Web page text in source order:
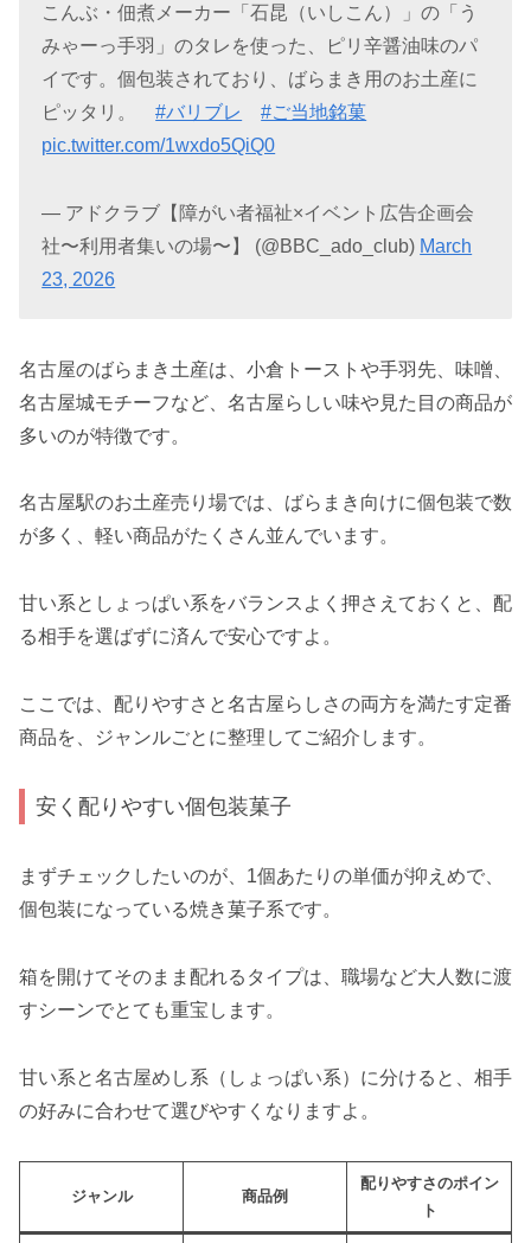
こんぶ・佃煮メーカー「石昆（いしこん）」の「う
みゃーっ手羽」のタレを使った、ピリ辛醤油味のパ
イです。個包装されており、ばらまき用のお土産に
ピッタリ。#バリブレ
#ご当地銘菓
pic.twitter.com/1wxdo5QiQ0
— アドクラブ【障がい者福祉×イベント広告企画会
社〜利用者集いの場〜】 (@BBC_ado_club) March
23, 2026
名古屋のばらまき土産は、小倉トーストや手羽先、味噌、
名古屋城モチーフなど、名古屋らしい味や見た目の商品が
多いのが特徴です。
名古屋駅のお土産売り場では、ばらまき向けに個包装で数
が多く、軽い商品がたくさん並んでいます。
甘い系としょっぱい系をバランスよく押さえておくと、配
る相手を選ばずに済んで安心ですよ。
ここでは、配りやすさと名古屋らしさの両方を満たす定番
商品を、ジャンルごとに整理してご紹介します。
安く配りやすい個包装菓子
まずチェックしたいのが、1個あたりの単価が抑えめで、
個包装になっている焼き菓子系です。
箱を開けてそのまま配れるタイプは、職場など大人数に渡
すシーンでとても重宝します。
甘い系と名古屋めし系（しょっぱい系）に分けると、相手
の好みに合わせて選びやすくなりますよ。
ジャンル 商品例
配りやすさのポイン
ト